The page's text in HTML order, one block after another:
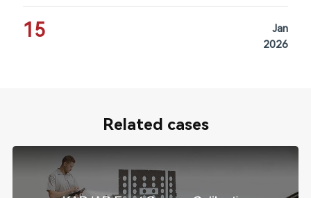
15
Jan
2026
Related cases